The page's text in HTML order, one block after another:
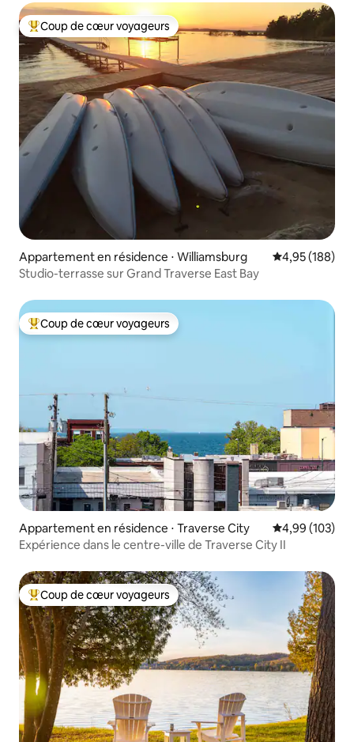
Coups de cœur voyageurs les plus appréciés
Coup de cœur voyageurs
Appartement en résidence ⋅ Williamsburg Évaluation
4,95 (188)
Studio-terrasse sur Grand Traverse East Bay
Coups de cœur voyageurs les plus appréciés
Coup de cœur voyageurs
Appartement en résidence ⋅ Traverse City Évaluation
4,99 (103)
Expérience dans le centre-ville de Traverse City II
Coups de cœur voyageurs les plus appréciés
Coup de cœur voyageurs